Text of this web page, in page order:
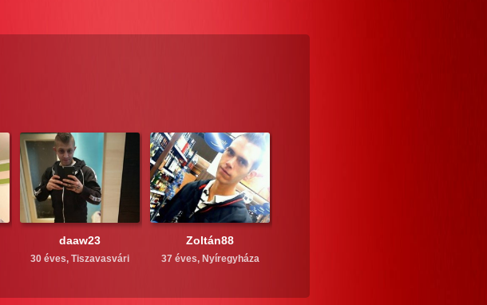
daaw23
30 éves, Tiszavasvári
Zoltán88
37 éves, Nyíregyháza